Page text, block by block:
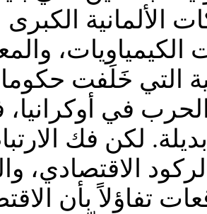
الألمانية
التي خَلَفت
الحرب في
لكن فك
الاقتصادي،
تفاؤلاً بأن